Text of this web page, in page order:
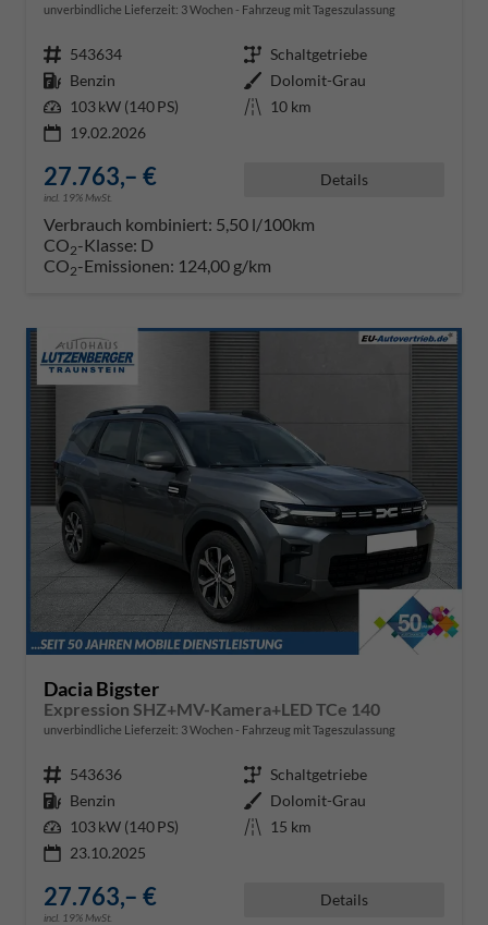
unverbindliche Lieferzeit: 3 Wochen Fahrzeug mit Tageszulassung
Fahrzeugnr. 543634 Getriebe Schaltgetriebe
Kraftstoff Benzin Außenfarbe Dolomit-Grau
Leistung 103 kW (140 PS) Kilometerstand 10 km
19.02.2026
27.763,– €
incl. 19% MwSt.
Details
Verbrauch kombiniert: 5,50 l/100km
CO2-Klasse: D
CO2-Emissionen: 124,00 g/km
Dacia Bigster
Expression SHZ+MV-Kamera+LED TCe 140
unverbindliche Lieferzeit: 3 Wochen Fahrzeug mit Tageszulassung
Fahrzeugnr. 543636 Getriebe Schaltgetriebe
Kraftstoff Benzin Außenfarbe Dolomit-Grau
Leistung 103 kW (140 PS) Kilometerstand 15 km
23.10.2025
27.763,– €
incl. 19% MwSt.
Details